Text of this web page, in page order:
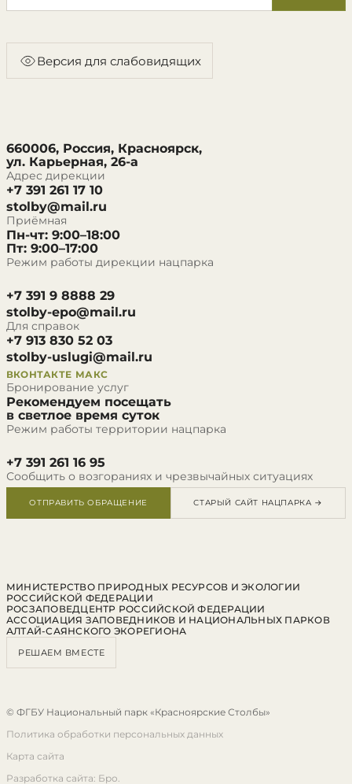
Версия для слабовидящих
660006, Россия, Красноярск,
ул. Карьерная, 26-а
Адрес дирекции
+7 391 261 17 10
stolby@mail.ru
Приёмная
Пн-чт: 9:00–18:00
Пт: 9:00–17:00
Режим работы дирекции нацпарка
+7 391 9 8888 29
stolby-epo@mail.ru
Для справок
+7 913 830 52 03
stolby-uslugi@mail.ru
ВКОНТАКТЕ МАКС
Бронирование услуг
Рекомендуем посещать
в светлое время суток
Режим работы территории нацпарка
+7 391 261 16 95
Сообщить о возгораниях и чрезвычайных ситуациях
ОТПРАВИТЬ ОБРАЩЕНИЕ СТАРЫЙ САЙТ НАЦПАРКА →
МИНИСТЕРСТВО ПРИРОДНЫХ РЕСУРСОВ И ЭКОЛОГИИ
РОССИЙСКОЙ ФЕДЕРАЦИИ
РОСЗАПОВЕДЦЕНТР РОССИЙСКОЙ ФЕДЕРАЦИИ
АССОЦИАЦИЯ ЗАПОВЕДНИКОВ И НАЦИОНАЛЬНЫХ ПАРКОВ
АЛТАЙ-САЯНСКОГО ЭКОРЕГИОНА
РЕШАЕМ ВМЕСТЕ
© ФГБУ Национальный парк «Красноярские Столбы»
Политика обработки персональных данных
Карта сайта
Разработка сайта: Бро.